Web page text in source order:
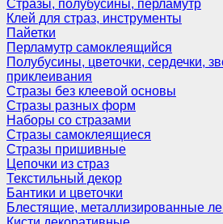
Стразы, полубусины, перламутр
Клей для страз, инструменты
Пайетки
Перламутр самоклеящийся
Полубусины, цветочки, сердечки,
приклеивания
Стразы без клеевой основы
Стразы разных форм
Наборы со стразами
Стразы самоклеящиеся
Стразы пришивные
Цепочки из страз
Текстильный декор
Бантики и цветочки
Блестящие, металлизированные